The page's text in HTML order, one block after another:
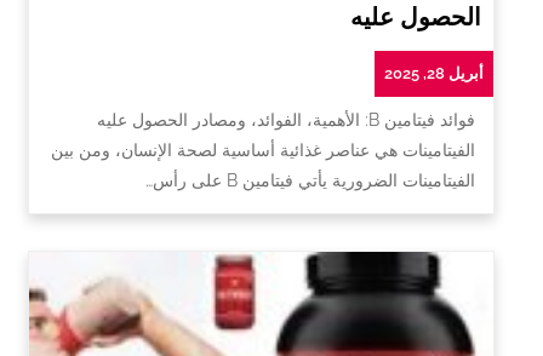
الحصول عليه
أبريل 28, 2025
فوائد فيتامين B: الأهمية، الفوائد، ومصادر الحصول عليه
الفيتامينات هي عناصر غذائية أساسية لصحة الإنسان، ومن بين
الفيتامينات الضرورية يأتي فيتامين B على رأس…